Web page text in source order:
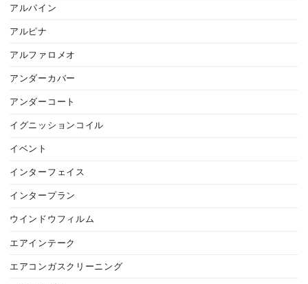
アルパイン
アルピナ
アルファロメオ
アンダーカバー
アンダーコート
イグニッションコイル
イベント
インターフェイス
インタープラン
ウインドウフィルム
エアインテーク
エアコンガスクリーニング